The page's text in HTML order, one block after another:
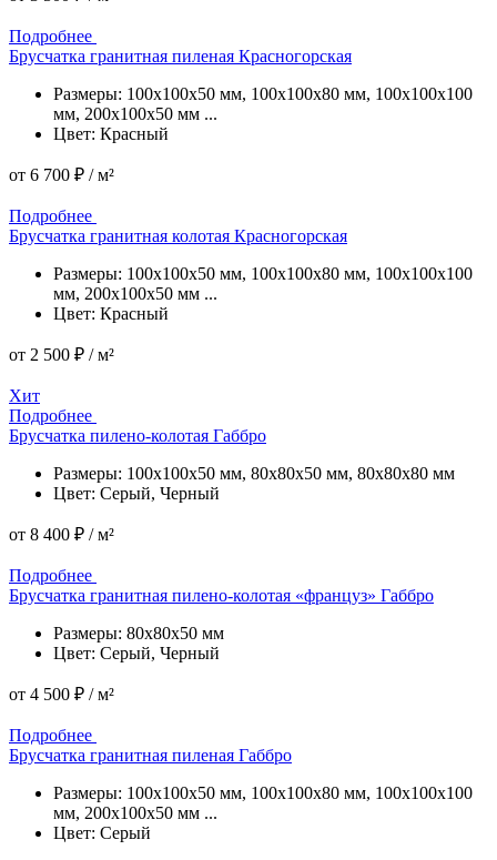
Подробнее
Брусчатка гранитная пиленая Красногорская
Размеры: 100x100x50 мм, 100x100x80 мм, 100x100x100
мм, 200x100x50 мм ...
Цвет: Красный
от 6 700 ₽ / м²
Подробнее
Брусчатка гранитная колотая Красногорская
Размеры: 100x100x50 мм, 100x100x80 мм, 100x100x100
мм, 200x100x50 мм ...
Цвет: Красный
от 2 500 ₽ / м²
Хит
Подробнее
Брусчатка пилено-колотая Габбро
Размеры: 100x100x50 мм, 80x80x50 мм, 80x80x80 мм
Цвет: Серый, Черный
от 8 400 ₽ / м²
Подробнее
Брусчатка гранитная пилено-колотая «француз» Габбро
Размеры: 80x80x50 мм
Цвет: Серый, Черный
от 4 500 ₽ / м²
Подробнее
Брусчатка гранитная пиленая Габбро
Размеры: 100x100x50 мм, 100x100x80 мм, 100x100x100
мм, 200x100x50 мм ...
Цвет: Серый